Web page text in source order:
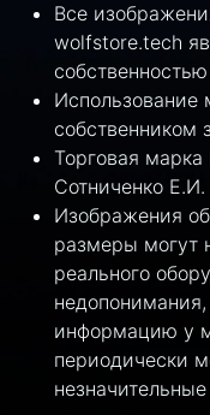
Все
wolfstore.tech
Использование
собственником
Торговая
Сотниченко Е.И.
Изображения
размеры могут
реального
информацию у
периодически